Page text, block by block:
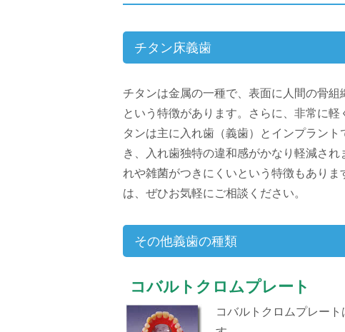
チタン床義歯
チタンは金属の一種で、表面に人間の骨
という特徴があります。さらに、非常に
タンは主に入れ歯（義歯）とインプラン
き、入れ歯独特の違和感がかなり軽減さ
れや雑菌がつきにくいという特徴もあり
は、ぜひお気軽にご相談ください。
その他義歯の種類
コバルトクロムプレート
コバルトクロムプレー